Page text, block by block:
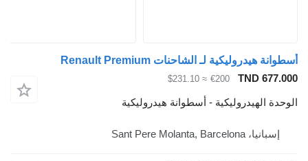
أسطوانة هيدروليكية لـ الشاحنات Renault Premium
TND 677.000
€200
≈ $231.10
الوحدة الهيدروليكية - أسطوانة هيدروليكية
إسبانيا، Sant Pere Molanta, Barcelona